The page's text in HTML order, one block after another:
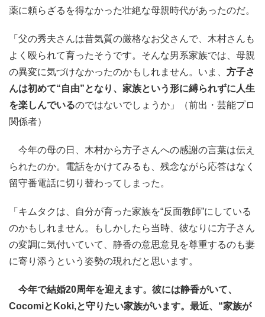
薬に頼らざるを得なかった壮絶な母親時代があったのだ。
「父の秀夫さんは昔気質の厳格なお父さんで、木村さんも
よく殴られて育ったそうです。そんな男系家族では、母親
の異変に気づけなかったのかもしれません。いま、 方子さ
んは初めて“自由”となり、家族という形に縛られずに人生
を楽しんでいるのではないでしょうか」（前出・芸能プロ
関係者）
今年の母の日、木村から方子さんへの感謝の言葉は伝え
られたのか。電話をかけてみるも、残念ながら応答はなく
留守番電話に切り替わってしまった。
「キムタクは、自分が育った家族を“反面教師”にしている
のかもしれません。もしかしたら当時、彼なりに方子さん
の変調に気付いていて、静香の意思意見を尊重するのも妻
に寄り添うという姿勢の現れだと思います。
今年で結婚20周年を迎えます。彼には静香がいて、
CocomiとKoki,と守りたい家族がいます。最近、“家族が